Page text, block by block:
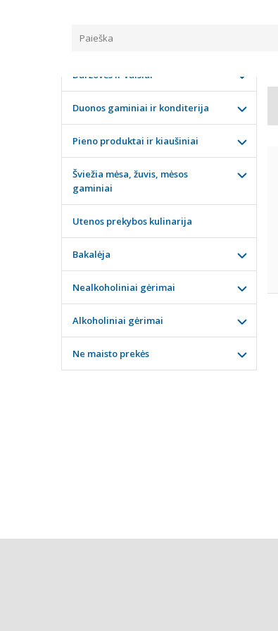
KATEGORIJOS
Daržovės ir vaisiai
Duonos gaminiai ir konditerija
Pieno produktai ir kiaušiniai
Šviežia mėsa, žuvis, mėsos
gaminiai
Utenos prekybos kulinarija
Bakalėja
Nealkoholiniai gėrimai
Alkoholiniai gėrimai
Ne maisto prekės